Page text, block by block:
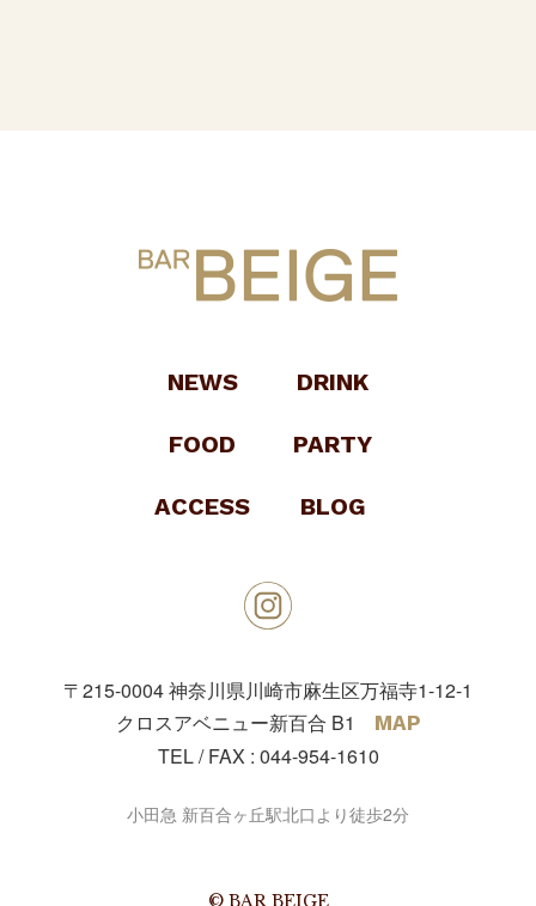
NEWS DRINK
FOOD PARTY
ACCESS BLOG
〒215-0004神奈川県川崎市麻生区万福寺1-12-1
クロスアベニュー新百合 B1
MAP
TEL / FAX : 044-954-1610
小田急 新百合ヶ丘駅北口より徒歩2分